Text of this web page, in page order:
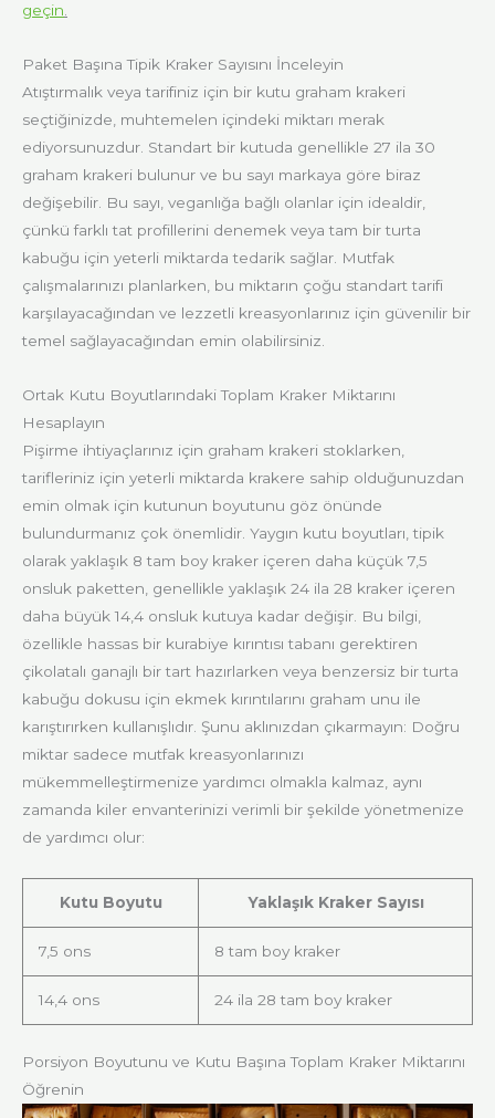
geçin.
Paket Başına Tipik Kraker Sayısını İnceleyin
Atıştırmalık veya tarifiniz için bir kutu graham krakeri
seçtiğinizde, muhtemelen içindeki miktarı merak
ediyorsunuzdur. Standart bir kutuda genellikle 27 ila 30
graham krakeri bulunur ve bu sayı markaya göre biraz
değişebilir. Bu sayı, veganlığa bağlı olanlar için idealdir,
çünkü farklı tat profillerini denemek veya tam bir turta
kabuğu için yeterli miktarda tedarik sağlar. Mutfak
çalışmalarınızı planlarken, bu miktarın çoğu standart tarifi
karşılayacağından ve lezzetli kreasyonlarınız için güvenilir bir
temel sağlayacağından emin olabilirsiniz.
Ortak Kutu Boyutlarındaki Toplam Kraker Miktarını
Hesaplayın
Pişirme ihtiyaçlarınız için graham krakeri stoklarken,
tarifleriniz için yeterli miktarda krakere sahip olduğunuzdan
emin olmak için kutunun boyutunu göz önünde
bulundurmanız çok önemlidir. Yaygın kutu boyutları, tipik
olarak yaklaşık 8 tam boy kraker içeren daha küçük 7,5
onsluk paketten, genellikle yaklaşık 24 ila 28 kraker içeren
daha büyük 14,4 onsluk kutuya kadar değişir. Bu bilgi,
özellikle hassas bir kurabiye kırıntısı tabanı gerektiren
çikolatalı ganajlı bir tart hazırlarken veya benzersiz bir turta
kabuğu dokusu için ekmek kırıntılarını graham unu ile
karıştırırken kullanışlıdır. Şunu aklınızdan çıkarmayın: Doğru
miktar sadece mutfak kreasyonlarınızı
mükemmelleştirmenize yardımcı olmakla kalmaz, aynı
zamanda kiler envanterinizi verimli bir şekilde yönetmenize
de yardımcı olur:
Kutu Boyutu Yaklaşık Kraker Sayısı
7,5 ons 8 tam boy kraker
14,4 ons 24 ila 28 tam boy kraker
Porsiyon Boyutunu ve Kutu Başına Toplam Kraker Miktarını
Öğrenin